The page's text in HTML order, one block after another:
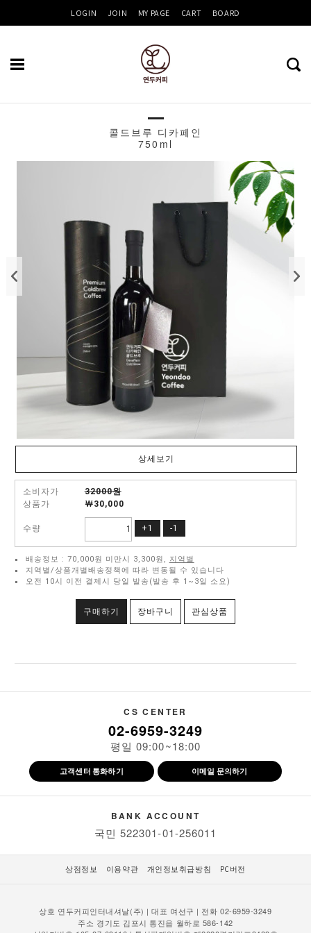
LOGIN JOIN MY PAGE CART BOARD
콜드브루 디카페인
750ml
상세보기
소비자가
32000원
상품가
￦30,000
수량 +1 -1
배송정보 : 70,000원 미만시 3,300원, 지역별
지역별/상품개별배송정책에 따라 변동될 수 있습니다
오전 10시 이전 결제시 당일 발송(발송 후 1~3일 소요)
구매하기 장바구니 관심상품
CS CENTER
02-6959-3249
평일 09:00~18:00
고객센터 통화하기 이메일 문의하기
BANK ACCOUNT
국민 522301-01-256011
상점정보 이용약관 개인정보취급방침 PC버전
상호 연두커피인터내셔날(주) | 대표 여선구 | 전화 02-6959-3249
주소 경기도 김포시 통진읍 월하로 586-142